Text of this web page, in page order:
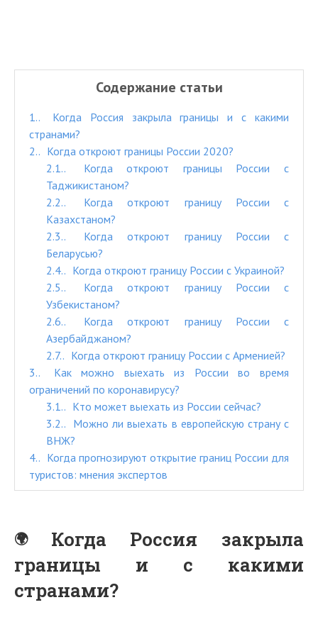
Содержание статьи
1.
Когда Россия закрыла границы и с какими
странами?
2.
Когда откроют границы России 2020?
2.1.
Когда откроют границы России с
Таджикистаном?
2.2.
Когда откроют границу России с
Казахстаном?
2.3.
Когда откроют границу России с
Беларусью?
2.4.
Когда откроют границу России с Украиной?
2.5.
Когда откроют границу России с
Узбекистаном?
2.6.
Когда откроют границу России с
Азербайджаном?
2.7.
Когда откроют границу России с Арменией?
3.
Как можно выехать из России во время
ограничений по коронавирусу?
3.1.
Кто может выехать из России сейчас?
3.2.
Можно ли выехать в европейскую страну с
ВНЖ?
4.
Когда прогнозируют открытие границ России для
туристов: мнения экспертов
Когда Россия закрыла
границы и с какими
странами?